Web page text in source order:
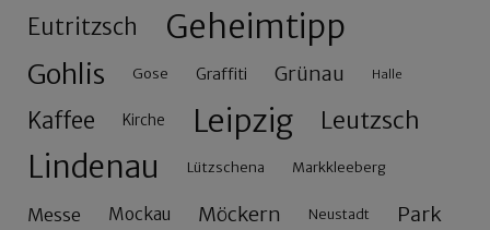
Eutritzsch Geheimtipp
Gohlis Gose Graffiti Grünau Halle
Kaffee Kirche Leipzig Leutzsch
Lindenau Lützschena Markkleeberg
Messe Mockau Möckern Neustadt Park